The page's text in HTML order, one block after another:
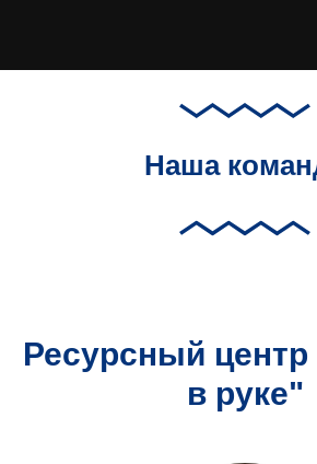
Наша
Ресурсный
в руке"